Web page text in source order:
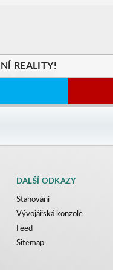
REALITY!
DALŠÍ ODKAZY
Stahování
Vývojářská konzole
Feed
Sitemap